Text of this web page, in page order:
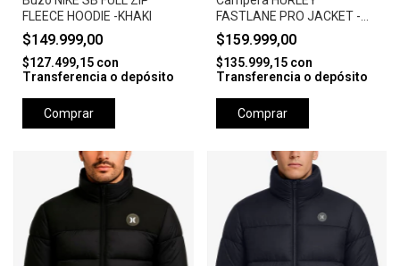
FLEECE HOODIE -KHAKI
$149.999,00
$127.499,15 con
Transferencia o depósito
Comprar
FASTLANE PRO JACKET -
CAMEL
$159.999,00
$135.999,15 con
Transferencia o depósito
Comprar